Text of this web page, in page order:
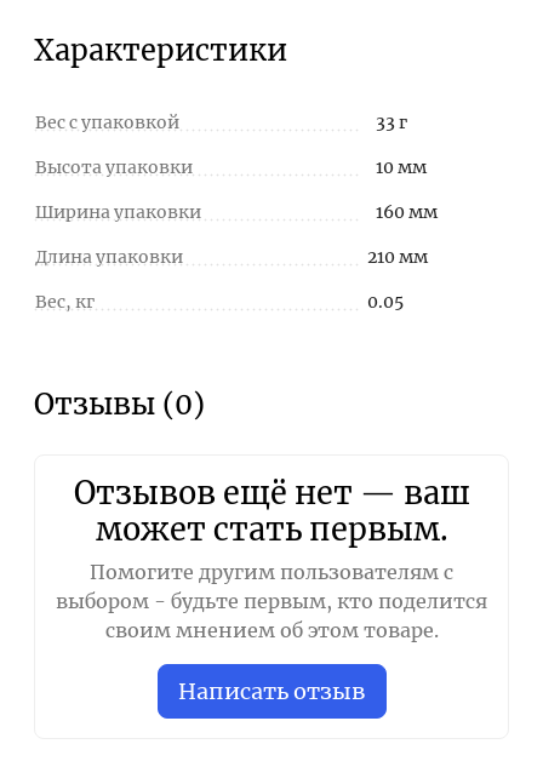
Характеристики
Вес с упаковкой 33 г
Высота упаковки 10 мм
Ширина упаковки 160 мм
Длина упаковки 210 мм
Вес, кг 0.05
Отзывы (0)
Отзывов ещё нет — ваш
может стать первым.
Помогите другим пользователям с
выбором - будьте первым, кто поделится
своим мнением об этом товаре.
Написать отзыв